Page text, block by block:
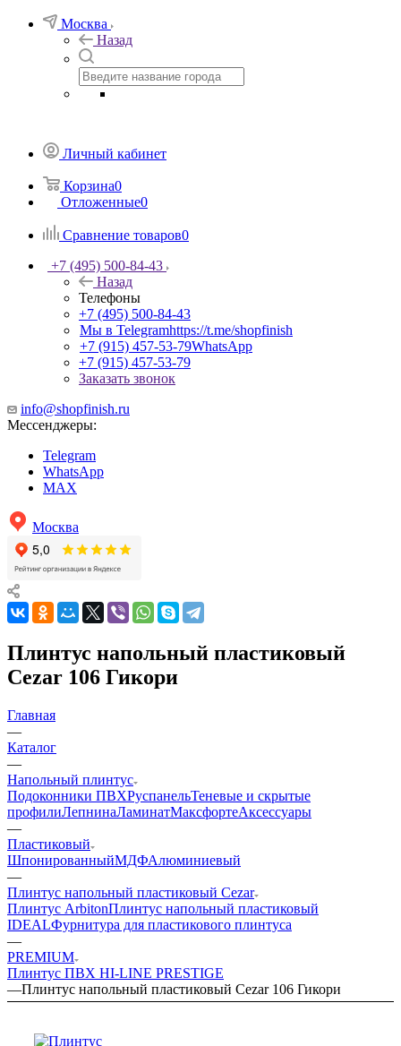
Москва
Назад
Личный кабинет
Корзина0
Отложенные0
Сравнение товаров0
+7 (495) 500-84-43
Назад
Телефоны
+7 (495) 500-84-43
Мы в Telegramhttps://t.me/shopfinish
+7 (915) 457-53-79WhatsApp
+7 (915) 457-53-79
Заказать звонок
info@shopfinish.ru
Мессенджеры:
Telegram
WhatsApp
MAX
Москва
Плинтус напольный пластиковый
Cezar 106 Гикори
Главная
—
Каталог
—
Напольный плинтус
Подоконники ПВХРуспанельТеневые и скрытые
профилиЛепнинаЛаминатМаксфортеАксессуары
—
Пластиковый
ШпонированныйМДФАлюминиевый
—
Плинтус напольный пластиковый Cezar
Плинтус ArbitonПлинтус напольный пластиковый
IDEALФурнитура для пластикового плинтуса
—
PREMIUM
Плинтус ПВХ HI-LINE PRESTIGE
—Плинтус напольный пластиковый Cezar 106 Гикори